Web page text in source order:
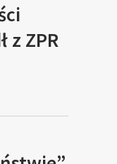
z ZPR